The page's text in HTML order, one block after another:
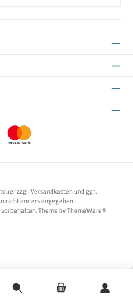
zzgl. Versandkosten und ggf.
nicht anders angegeben.
Theme byThemeWare®